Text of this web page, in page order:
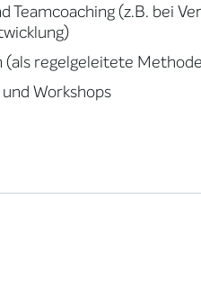
Teamcoaching (z.B. bei
(als regelgeleitete
Workshops